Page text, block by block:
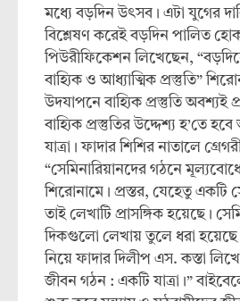
মধ্যে বড়দিন উৎসব। এটা যুগের
বিশ্লেষণ করেই বড়দিন পালিত
পিউরীফিকেশন লিখেছেন,
বাহ্যিক ও আধ্যাত্মিক প্রস্তুতি”
উদযাপনে বাহ্যিক প্রস্তুতি অবশ্যই
বাহ্যিক প্রস্তুতির উদ্দেশ্য হ’তে
যাত্রা। ফাদার শিশির নাতালে
“সেমিনারিয়ানদের গঠনে
শিরোনামে। প্রস্তর, যেহেতু একটি
তাই লেখাটি প্রাসঙ্গিক হয়েছে।
দিকগুলো লেখায় তুলে ধরা হয়েছে।
নিয়ে ফাদার দিলীপ এস. কস্তা
জীবন গঠন : একটি যাত্রা।”